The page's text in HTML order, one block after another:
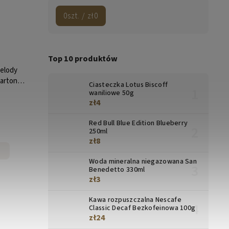
0szt. / zł0
Top 10 produktów
Ciasteczka Lotus Biscoff
waniliowe 50g
zł4
Red Bull Blue Edition Blueberry
250ml
zł8
Woda mineralna niegazowana San
Benedetto 330ml
zł3
Kawa rozpuszczalna Nescafe
Classic Decaf Bezkofeinowa 100g
zł24